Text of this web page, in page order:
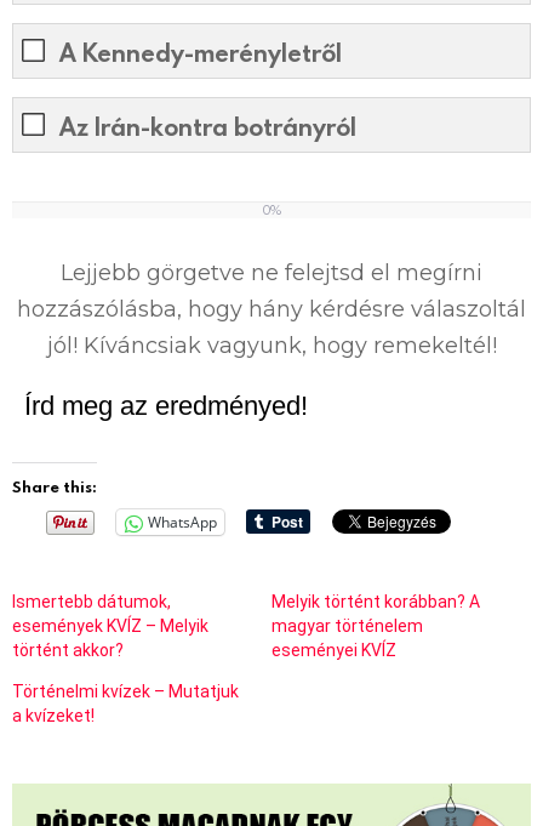
A Kennedy-merényletről
Az Irán-kontra botrányról
0%
Lejjebb görgetve ne felejtsd el megírni
hozzászólásba, hogy hány kérdésre válaszoltál
jól! Kíváncsiak vagyunk, hogy remekeltél!
Írd meg az eredményed!
Share this:
WhatsApp
Ismertebb dátumok,
események KVÍZ – Melyik
történt akkor?
Melyik történt korábban? A
magyar történelem
eseményei KVÍZ
Történelmi kvízek – Mutatjuk
a kvízeket!